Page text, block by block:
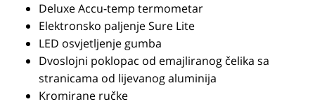
Deluxe Accu-temp termometar
Elektronsko paljenje Sure Lite
LED osvjetljenje gumba
Dvoslojni poklopac od emajliranog čelika sa
stranicama od lijevanog aluminija
Kromirane ručke